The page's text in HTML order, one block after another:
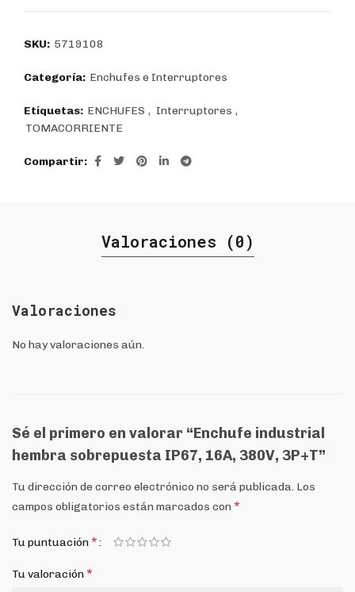
SKU: 5719108
Categoría: Enchufes e Interruptores
Etiquetas: ENCHUFES , Interruptores ,
TOMACORRIENTE
Compartir
Valoraciones (0)
Valoraciones
No hay valoraciones aún.
Sé el primero en valorar “Enchufe industrial
hembra sobrepuesta IP67, 16A, 380V, 3P+T”
Tu dirección de correo electrónico no será publicada. Los
campos obligatorios están marcados con *
Tu puntuación*
Tu valoración*